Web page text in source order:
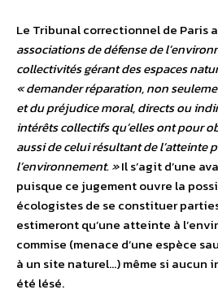
Le Tribunal correctionnel de Paris
associations de défense de
collectivités gérant des espaces
« demander réparation, non
et du préjudice moral, directs ou
intérêts collectifs qu’elles ont pour
aussi de celui résultant de l’atteinte
l’environnement. »Il s’agit d’une
puisque ce jugement ouvre la
écologistes de se constituer
estimeront qu’une atteinte à
commise (menace d’une espèce
à un site naturel…) même si aucun
été lésé.